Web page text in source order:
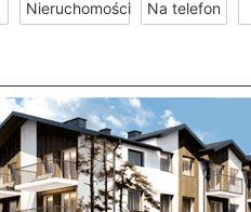
Nieruchomości Na telefon